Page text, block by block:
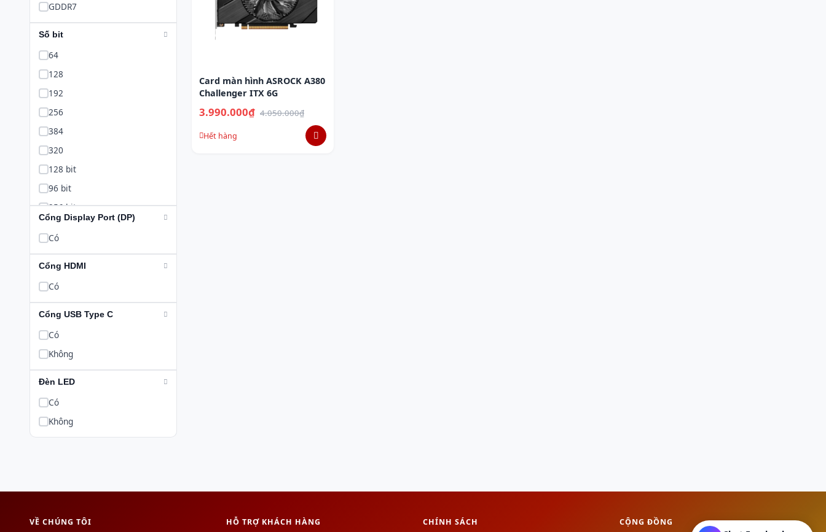
GDDR7
Số bit
64
128
192
256
384
320
128 bit
96 bit
256 bit
192 bit
64 bit
512 bit
Cổng Display Port (DP)
Có
Cổng HDMI
Có
Cổng USB Type C
Có
Không
Đèn LED
Có
Không
Card màn hình ASROCK A380
Challenger ITX 6G
3.990.000₫ 4.050.000₫
Hết hàng
VỀ CHÚNG TÔI HỖ TRỢ KHÁCH HÀNG CHÍNH SÁCH CỘNG ĐỒNG